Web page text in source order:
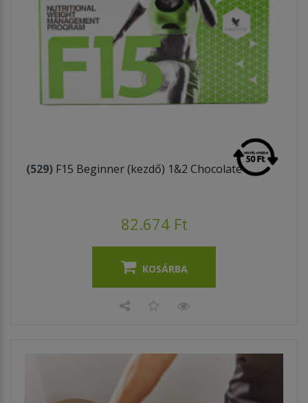
(529) F15 Beginner (kezdő) 1&2 Chocolate
82.674 Ft
KOSÁRBA